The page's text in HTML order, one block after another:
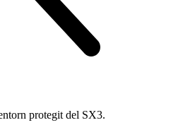
protegit del SX3.